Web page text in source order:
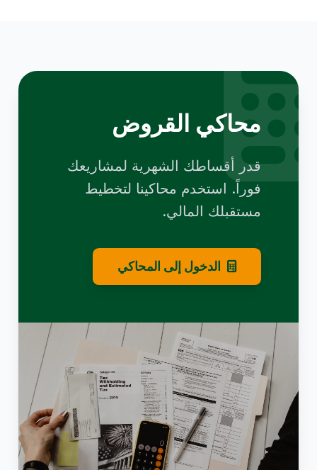
محاكي القروض
قدر أقساطك الشهرية لمشاريعك
فوراً. استخدم محاكينا لتخطيط
مستقبلك المالي.
الدخول إلى المحاكي